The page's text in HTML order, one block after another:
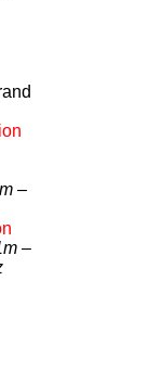
–
–